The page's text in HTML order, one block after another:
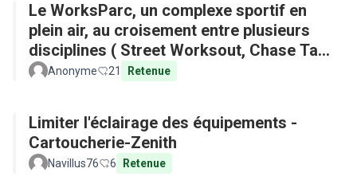
Le WorksParc, un complexe sportif en
plein air, au croisement entre plusieurs
disciplines ( Street Worksout, Chase Tag,
Parkour)
Anonyme 21 Retenue
Limiter l'éclairage des équipements -
Cartoucherie-Zenith
Navillus76 6 Retenue